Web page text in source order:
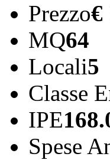
Prezzo€
MQ64
Locali5
Classe
IPE
Spese